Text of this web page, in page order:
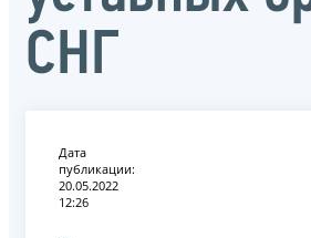
СНГ
Дата
публикации:
20.05.2022
12:26